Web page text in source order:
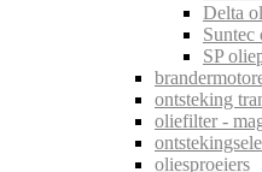
Delta
Suntec
SP
ontsteking
oliefilter -
oliesproeiers